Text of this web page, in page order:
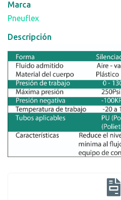
Marca
Pneuflex
Descripción